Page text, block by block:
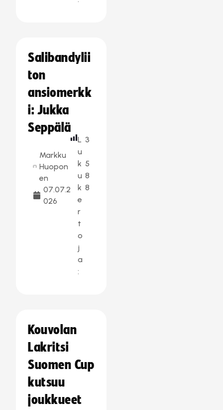
Salibandylii
ton
ansiomerkk
i: Jukka
Seppälä
Markku
Huopon
en
07.07.2
026
L
u
k
u
k
e
r
t
o
j
a
:
3
5
8
8
Kouvolan
Lakritsi
Suomen Cup
kutsuu
joukkueet